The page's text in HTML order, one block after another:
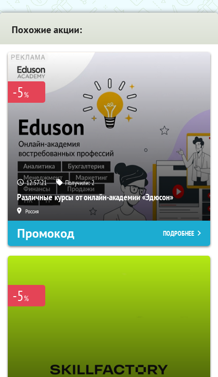
Похожие акции:
-5%
12:57:20 Получили:2
Различные курсы от онлайн-академии «Эдюсон»
Россия
Промокод ПОДРОБНЕЕ
-5%